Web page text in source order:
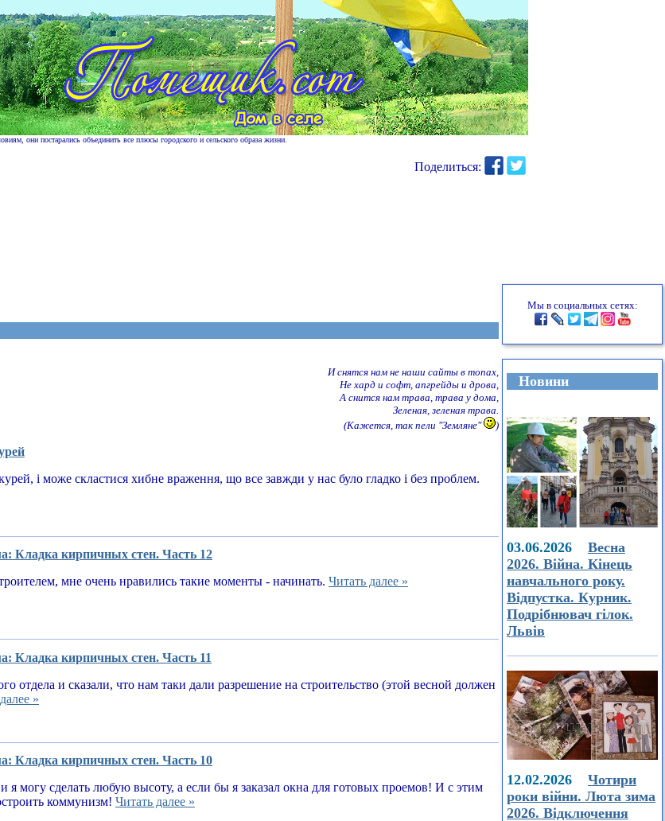
они постарались объединить все плюсы городского и сельского образа жизни.
Поделиться:
И снятся нам не наши сайты в топах,
Не хард и софт, апгрейды и дрова,
А снится нам трава, трава у дома,
Зеленая, зеленая трава.
(Кажется, так пели "Земляне"
)
і може скластися хибне враження, що все завжди у нас було гладко і без проблем.
Кладка кирпичных стен. Часть 12
мне очень нравились такие моменты - начинать. Читать далее »
Кладка кирпичных стен. Часть 11
отдела и сказали, что нам таки дали разрешение на строительство (этой весной должен
»
Кладка кирпичных стен. Часть 10
я могу сделать любую высоту, а если бы я заказал окна для готовых проемов! И с этим
коммунизм! Читать далее »
Мы в социальных сетях:
Новини
03.06.2026 Весна
2026. Війна. Кінець
навчального року.
Відпустка. Курник.
Подрібнювач гілок.
Львів
12.02.2026 Чотири
роки війни. Люта зима
2026. Відключення